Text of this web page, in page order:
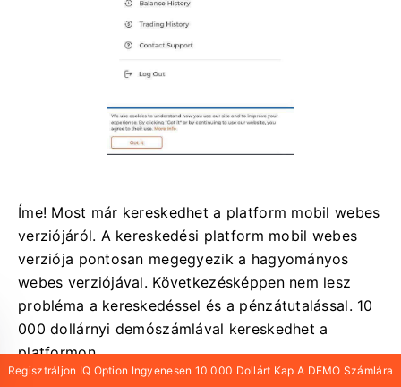
Íme! Most már kereskedhet a platform mobil webes
verziójáról. A kereskedési platform mobil webes
verziója pontosan megegyezik a hagyományos
webes verziójával. Következésképpen nem lesz
probléma a kereskedéssel és a pénzátutalással. 10
000 dollárnyi demószámlával kereskedhet a
platformon.
Regisztráljon IQ Option Ingyenesen 10 000 Dollárt Kap A DEMO Számlára